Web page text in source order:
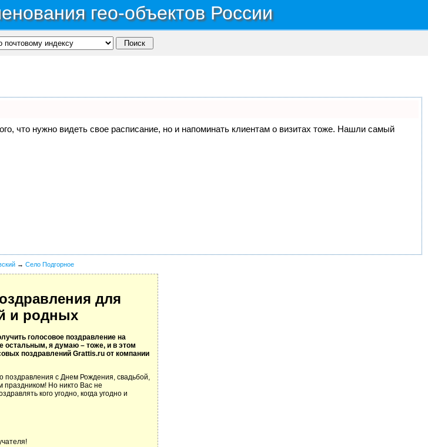
гео-объектов России
что нужно видеть свое расписание, но и напоминать клиентам о визитах тоже. Нашли самый
→ Село Подгорное
для
и родных
голосовое поздравление на
остальным, я думаю – тоже, и в этом
поздравлений Grattis.ru от компании
поздравления с Днем Рождения, свадьбой,
Но никто Вас не
кого угодно, когда угодно и